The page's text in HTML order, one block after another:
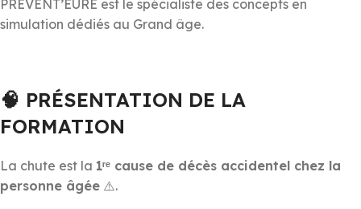
PREVENT’EURE est le spécialiste des concepts en
simulation dédiés au Grand âge.
🧠 PRÉSENTATION DE LA
FORMATION
La chute est la 1ʳᵉ cause de décès accidentel chez la
personne âgée ⚠️.